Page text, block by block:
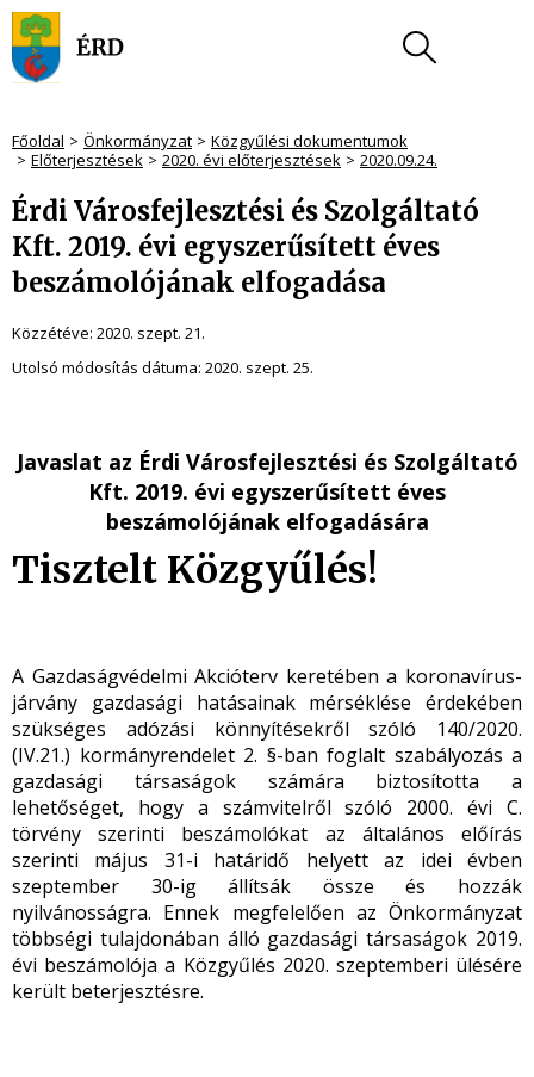
Főoldal Önkormányzat
Közgyűlési dokumentumok
Előterjesztések
2020. évi előterjesztések 2020.09.24.
Érdi Városfejlesztési és Szolgáltató
Kft. 2019. évi egyszerűsített éves
beszámolójának elfogadása
Közzétéve: 2020. szept. 21.
Utolsó módosítás dátuma: 2020. szept. 25.
Javaslat az Érdi Városfejlesztési és Szolgáltató
Kft. 2019. évi egyszerűsített éves
beszámolójának elfogadására
Tisztelt Közgyűlés!
A Gazdaságvédelmi Akcióterv keretében a koronavírus-
járvány gazdasági hatásainak mérséklése érdekében
szükséges adózási könnyítésekről szóló 140/2020.
(IV.21.) kormányrendelet 2. §-ban foglalt szabályozás a
gazdasági társaságok számára biztosította a
lehetőséget, hogy a számvitelről szóló 2000. évi C.
törvény szerinti beszámolókat az általános előírás
szerinti május 31-i határidő helyett az idei évben
szeptember 30-ig állítsák össze és hozzák
nyilvánosságra. Ennek megfelelően az Önkormányzat
többségi tulajdonában álló gazdasági társaságok 2019.
évi beszámolója a Közgyűlés 2020. szeptemberi ülésére
került beterjesztésre.